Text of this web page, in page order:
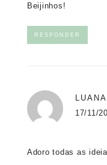
Beijinhos!
RESPONDER
17/11/
Adoro todas as